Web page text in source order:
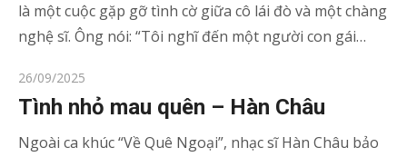
là một cuộc gặp gỡ tình cờ giữa cô lái đò và một chàng
nghệ sĩ. Ông nói: “Tôi nghĩ đến một người con gái…
Posted
on
26/09/2025
Tình nhỏ mau quên – Hàn Châu
Ngoài ca khúc “Về Quê Ngoại”, nhạc sĩ Hàn Châu bảo